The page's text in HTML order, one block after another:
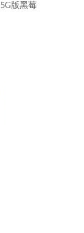
版黑莓